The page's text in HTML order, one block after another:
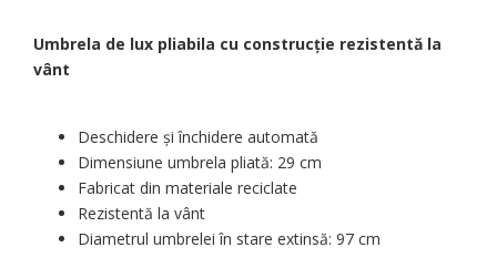
Umbrela de lux pliabila cu construcție rezistentă la
vânt
Deschidere și închidere automată
Dimensiune umbrela pliată: 29 cm
Fabricat din materiale reciclate
Rezistentă la vânt
Diametrul umbrelei în stare extinsă: 97 cm